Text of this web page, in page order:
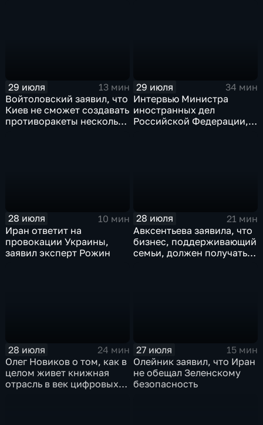
29 июля
13 мин
Войтоловский заявил, что
Киев не сможет создавать
противоракеты несколько
29 июля
34 мин
Интервью Министра
иностранных дел
Российской Федерации,
28 июля
10 мин
Иран ответит на
провокации Украины,
заявил эксперт Рожин
28 июля
21 мин
Авксентьева заявила, что
бизнес, поддерживающий
семьи, должен получать
28 июля
24 мин
Олег Новиков о том, как в
целом живет книжная
отрасль в век цифровых
27 июля
15 мин
Олейник заявил, что Иран
не обещал Зеленскому
безопасность